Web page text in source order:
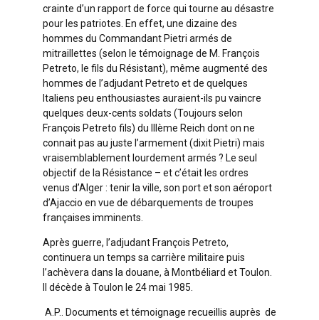
crainte d’un rapport de force qui tourne au désastre
pour les patriotes. En effet, une dizaine des
hommes du Commandant Pietri armés de
mitraillettes (selon le témoignage de M. François
Petreto, le fils du Résistant), même augmenté des
hommes de l’adjudant Petreto et de quelques
Italiens peu enthousiastes auraient-ils pu vaincre
quelques deux-cents soldats (Toujours selon
François Petreto fils) du IIIème Reich dont on ne
connait pas au juste l’armement (dixit Pietri) mais
vraisemblablement lourdement armés ? Le seul
objectif de la Résistance – et c’était les ordres
venus d’Alger : tenir la ville, son port et son aéroport
d’Ajaccio en vue de débarquements de troupes
françaises imminents.
Après guerre, l’adjudant François Petreto,
continuera un temps sa carrière militaire puis
l’achèvera dans la douane, à Montbéliard et Toulon.
Il décède à Toulon le 24 mai 1985.
A.P.. Documents et témoignage recueillis auprès de